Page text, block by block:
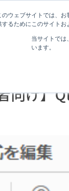
のウェブサイトでは、
するためにこのサイトお
当サイトで
います。
向け】